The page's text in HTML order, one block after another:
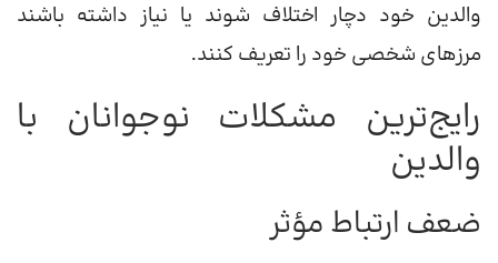
والدین خود دچار اختلاف شوند یا نیاز داشته باشند
مرزهای شخصی خود را تعریف کنند.
رایج‌ترین مشکلات نوجوانان با
والدین
ضعف ارتباط مؤثر